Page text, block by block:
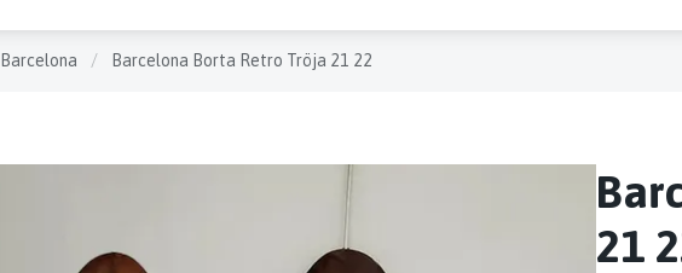
Barcelona / Barcelona Borta Retro Tröja 21 22
21